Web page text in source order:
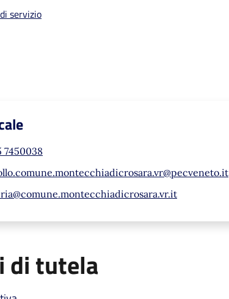
servizio
7450038
di tutela